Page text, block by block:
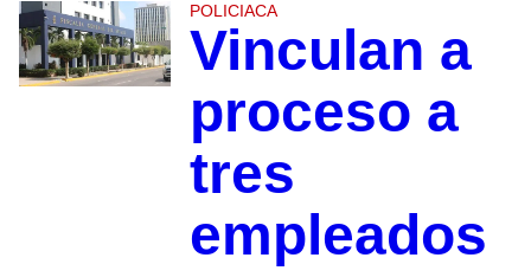
POLICIACA
Vinculan a
proceso a
tres
empleados